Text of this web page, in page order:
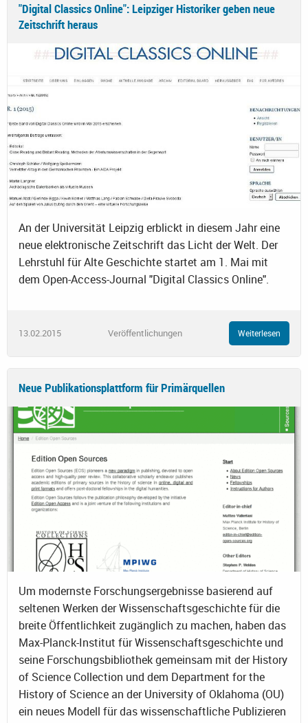
"Digital Classics Online": Leipziger Historiker geben neue
Zeitschrift heraus
An der Universität Leipzig erblickt in diesem Jahr eine
neue elektronische Zeitschrift das Licht der Welt. Der
Lehrstuhl für Alte Geschichte startet am 1. Mai mit
dem Open-Access-Journal "Digital Classics Online".
13.02.2015 Veröffentlichungen Weiterlesen
Neue Publikationsplattform für Primärquellen
Um modernste Forschungsergebnisse basierend auf
seltenen Werken der Wissenschaftsgeschichte für die
breite Öffentlichkeit zugänglich zu machen, haben das
Max-Planck-Institut für Wissenschaftsgeschichte und
seine Forschungsbibliothek gemeinsam mit der History
of Science Collection und dem Department for the
History of Science an der University of Oklahoma (OU)
ein neues Modell für das wissenschaftliche Publizieren